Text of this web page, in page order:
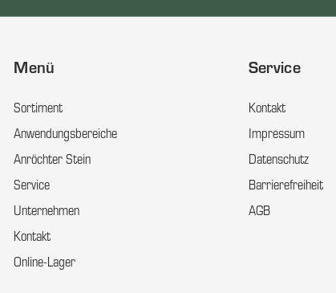
Menü
Sortiment
Anwendungsbereiche
Anröchter Stein
Service
Unternehmen
Kontakt
Online-Lager
Service
Kontakt
Impressum
Datenschutz
Barrierefreiheit
AGB